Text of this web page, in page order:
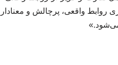
روابط واقعی، پرچالش و معنادار
می‌شود.»